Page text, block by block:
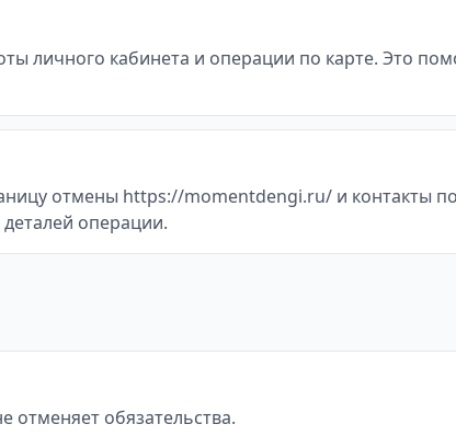
личного кабинета и операции по карте. Это
отмены https://momentdengi.ru/ и контакты
операции.
отменяет обязательства.